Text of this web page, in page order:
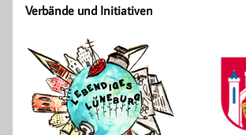
Verbände und Initiativen